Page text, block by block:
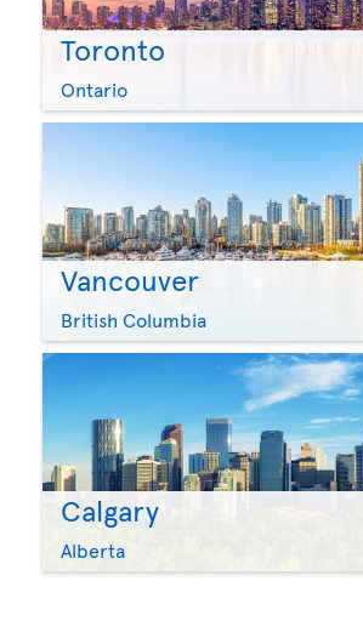
Toronto
Ontario
Vancouver
British Columbia
Calgary
Alberta